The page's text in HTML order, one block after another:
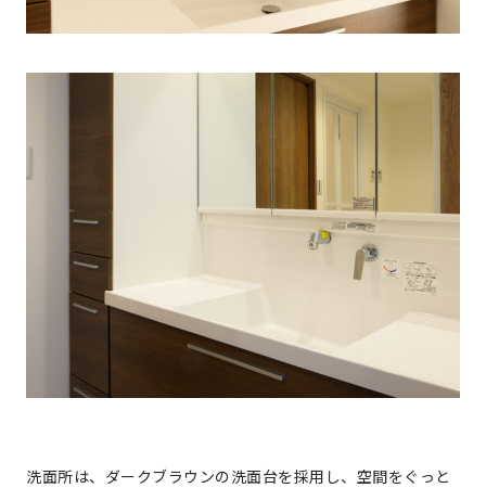
洗面所は、ダークブラウンの洗面台を採用し、空間をぐっと